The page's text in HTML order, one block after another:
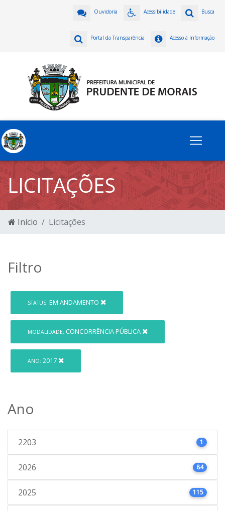
Busca
Acessibilidade
Ouvidoria
Acesso à Informação
Portal da Transparência
LICITAÇÕES
Início Licitações
Filtro
STATUS: EM ANDAMENTO
MODALIDADE: CONCORRÊNCIA PÚBLICA
ANO: 2017
Ano
2203 1
2026 84
2025 115